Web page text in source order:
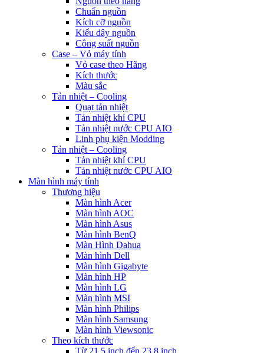
Chuẩn nguồn
Kích cỡ nguồn
Kiểu dây nguồn
Công suất nguồn
Case – Vỏ máy tính
Vỏ case theo Hãng
Kích thước
Màu sắc
Tản nhiệt – Cooling
Quạt tản nhiệt
Tản nhiệt khí CPU
Tản nhiệt nước CPU AIO
Linh phụ kiện Modding
Tản nhiệt – Cooling
Tản nhiệt khí CPU
Tản nhiệt nước CPU AIO
Màn hình máy tính
Thương hiệu
Màn hình Acer
Màn hình AOC
Màn hình Asus
Màn hình BenQ
Màn Hình Dahua
Màn hình Dell
Màn hình Gigabyte
Màn hình HP
Màn hình LG
Màn hình MSI
Màn hình Philips
Màn hình Samsung
Màn hình Viewsonic
Theo kích thước